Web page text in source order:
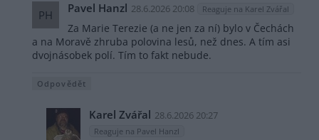
PH Pavel Hanzl 28.6.2026 20:08 Reaguje na Karel Zvářal
Za Marie Terezie (a ne jen za ní) bylo v Čechách
a na Moravě zhruba polovina lesů, než dnes. A tím asi
dvojnásobek polí. Tím to fakt nebude.
Odpovědět
Karel Zvářal 28.6.2026 20:27
Reaguje na Pavel Hanzl